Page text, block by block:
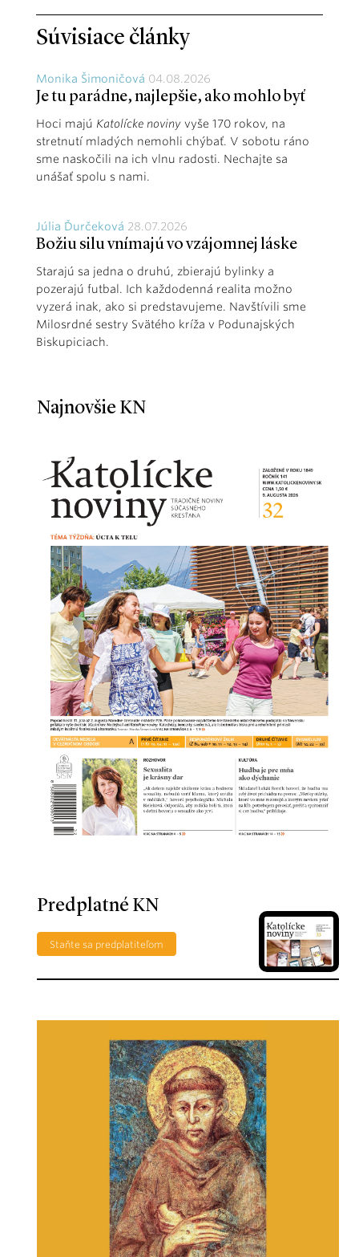
Súvisiace články
Monika Šimoničová 04.08.2026
Je tu parádne, najlepšie, ako mohlo byť
Hoci majú Katolícke noviny vyše 170 rokov, na
stretnutí mladých nemohli chýbať. V sobotu ráno
sme naskočili na ich vlnu radosti. Nechajte sa
unášať spolu s nami.
Júlia Ďurčeková 28.07.2026
Božiu silu vnímajú vo vzájomnej láske
Starajú sa jedna o druhú, zbierajú bylinky a
pozerajú futbal. Ich každodenná realita možno
vyzerá inak, ako si predstavujeme. Navštívili sme
Milosrdné sestry Svätého kríža v Podunajských
Biskupiciach.
Najnovšie KN
Predplatné KN
Staňte sa predplatiteľom